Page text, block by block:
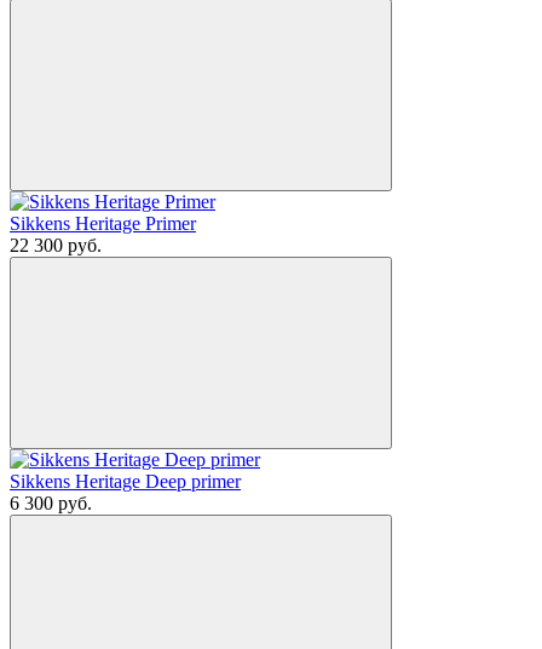
Sikkens Heritage Primer
22 300 руб.
Sikkens Heritage Deep primer
6 300 руб.